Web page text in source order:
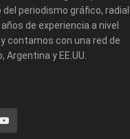
periodismo gráfico,
de experiencia a nivel
contamos con una red de
Argentina y EE.UU.